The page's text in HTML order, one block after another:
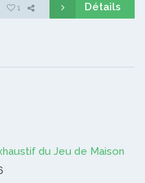
1 Détails
du Jeu de Maison